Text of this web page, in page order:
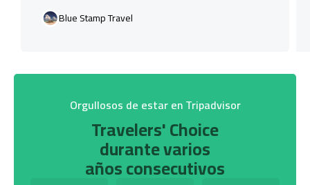
Blue Stamp Travel
Orgullosos de estar en Tripadvisor
Travelers' Choice
durante varios
años consecutivos